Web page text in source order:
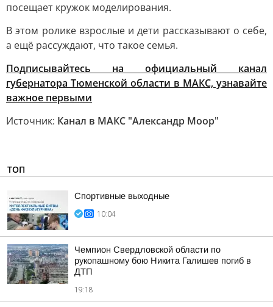
посещает кружок моделирования.
В этом ролике взрослые и дети рассказывают о себе,
а ещё рассуждают, что такое семья.
Подписывайтесь на официальный канал
губернатора Тюменской области в МАКС, узнавайте
важное первыми
Источник: Канал в МАКС "Александр Моор"
ТОП
Спортивные выходные
10:04
Чемпион Свердловской области по
рукопашному бою Никита Галишев погиб в
ДТП
19:18